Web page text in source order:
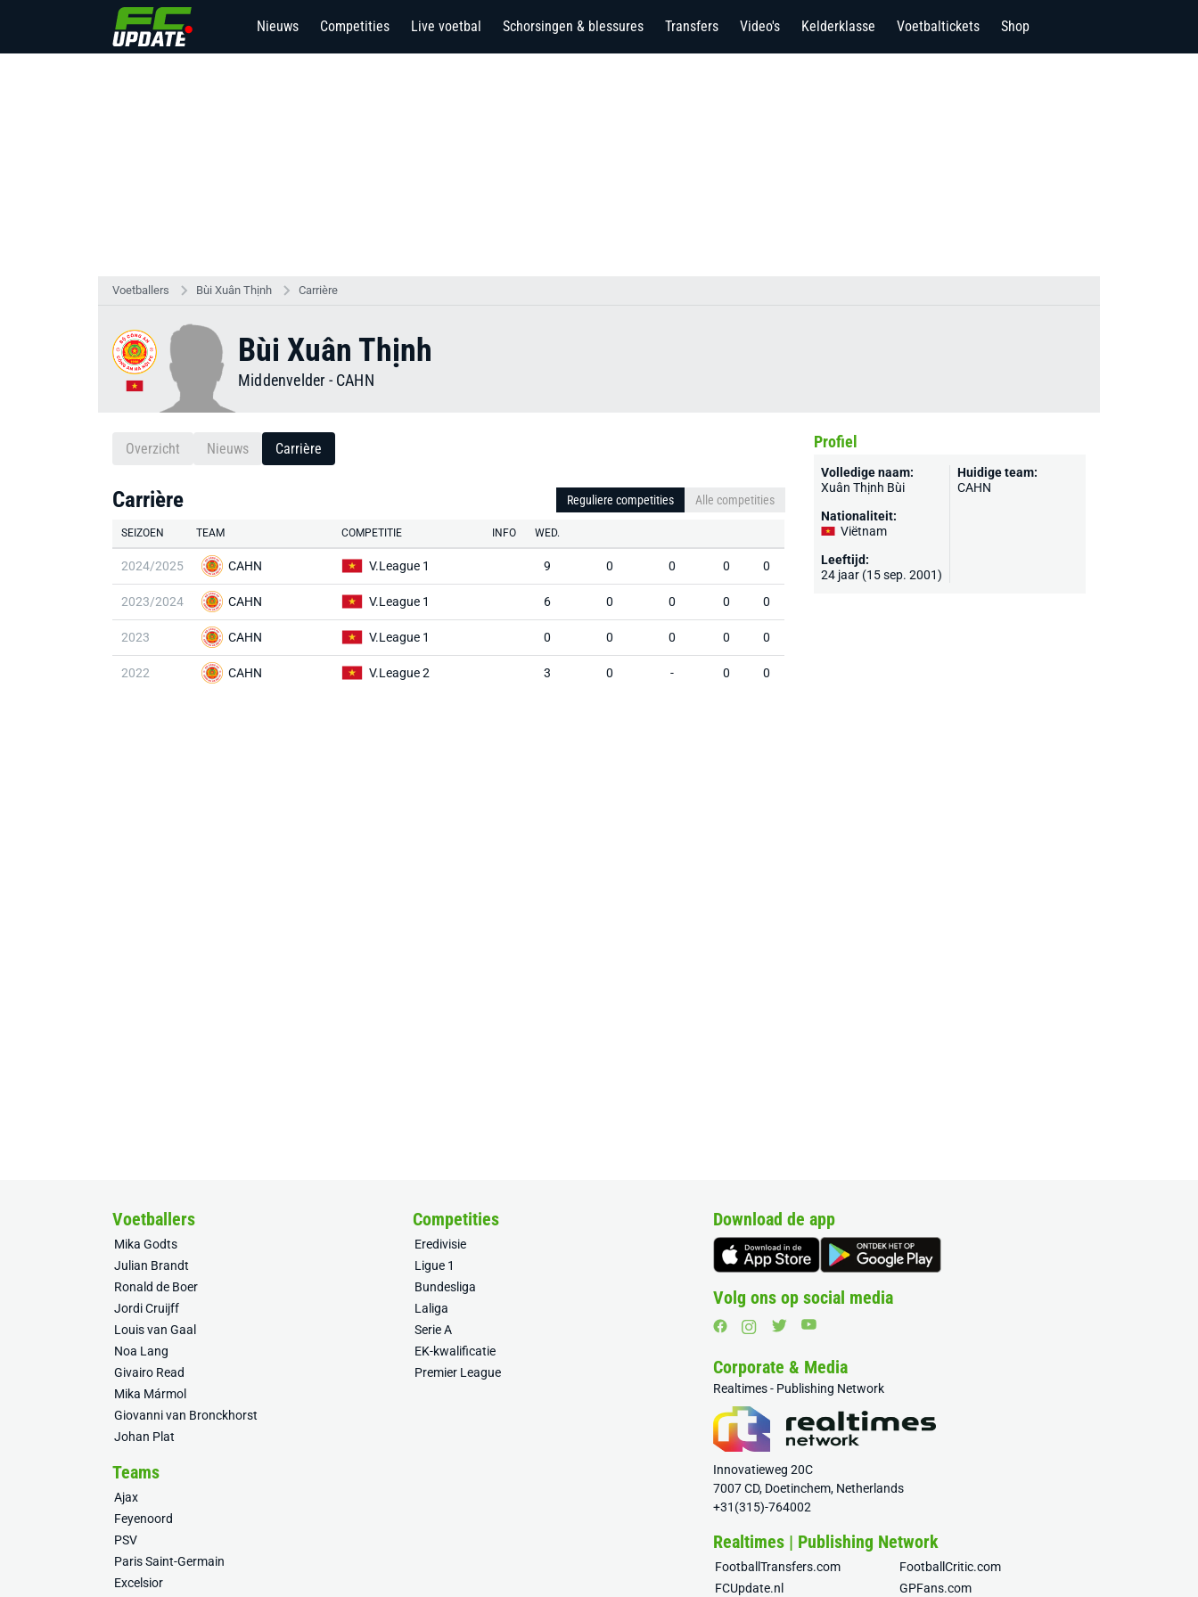
Nieuws Competities Live voetbal Schorsingen & blessures Transfers Video's Kelderklasse Voetbaltickets Shop
Voetballers Bùi Xuân Thịnh Carrière
Bùi Xuân Thịnh
Middenvelder - CAHN
Overzicht Nieuws Carrière
Carrière Reguliere competities Alle competities
SEIZOEN TEAM COMPETITIE INFO WED.
2024/2025 CAHN V.League 1 9 0 0 0 0
2023/2024 CAHN V.League 1 6 0 0 0 0
2023 CAHN V.League 1 0 0 0 0 0
2022 CAHN V.League 2 3 0 - 0 0
Profiel
Volledige naam:
Xuân Thịnh Bùi
Nationaliteit:
Viëtnam
Leeftijd:
24 jaar (15 sep. 2001)
Huidige team:
CAHN
Voetballers
Mika Godts
Julian Brandt
Ronald de Boer
Jordi Cruijff
Louis van Gaal
Noa Lang
Givairo Read
Mika Mármol
Giovanni van Bronckhorst
Johan Plat
Competities
Eredivisie
Ligue 1
Bundesliga
Laliga
Serie A
EK-kwalificatie
Premier League
Teams
Ajax
Feyenoord
PSV
Paris Saint-Germain
Excelsior
Download de app
Volg ons op social media
Corporate & Media
Realtimes - Publishing Network
Innovatieweg 20C
7007 CD, Doetinchem, Netherlands
+31(315)-764002
Realtimes | Publishing Network
FootballTransfers.com
FootballCritic.com
FCUpdate.nl
GPFans.com